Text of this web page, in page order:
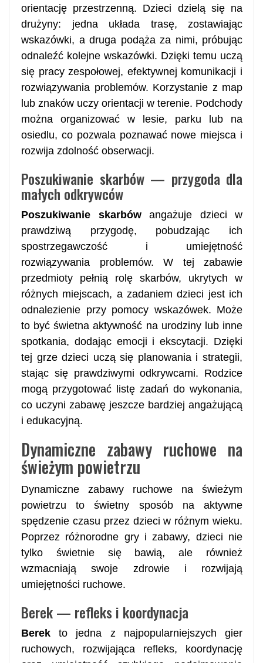
orientację przestrzenną. Dzieci dzielą się na
drużyny: jedna układa trasę, zostawiając
wskazówki, a druga podąża za nimi, próbując
odnaleźć kolejne wskazówki. Dzięki temu uczą
się pracy zespołowej, efektywnej komunikacji i
rozwiązywania problemów. Korzystanie z map
lub znaków uczy orientacji w terenie. Podchody
można organizować w lesie, parku lub na
osiedlu, co pozwala poznawać nowe miejsca i
rozwija zdolność obserwacji.
Poszukiwanie skarbów — przygoda dla
małych odkrywców
Poszukiwanie skarbówangażuje dzieci w
prawdziwą przygodę, pobudzając ich
spostrzegawczość i umiejętność
rozwiązywania problemów. W tej zabawie
przedmioty pełnią rolę skarbów, ukrytych w
różnych miejscach, a zadaniem dzieci jest ich
odnalezienie przy pomocy wskazówek. Może
to być świetna aktywność na urodziny lub inne
spotkania, dodając emocji i ekscytacji. Dzięki
tej grze dzieci uczą się planowania i strategii,
stając się prawdziwymi odkrywcami. Rodzice
mogą przygotować listę zadań do wykonania,
co uczyni zabawę jeszcze bardziej angażującą
i edukacyjną.
Dynamiczne zabawy ruchowe na
świeżym powietrzu
Dynamiczne zabawy ruchowe na świeżym
powietrzu to świetny sposób na aktywne
spędzenie czasu przez dzieci w różnym wieku.
Poprzez różnorodne gry i zabawy, dzieci nie
tylko świetnie się bawią, ale również
wzmacniają swoje zdrowie i rozwijają
umiejętności ruchowe.
Berek — refleks i koordynacja
Berek to jedna z najpopularniejszych gier
ruchowych, rozwijająca refleks, koordynację